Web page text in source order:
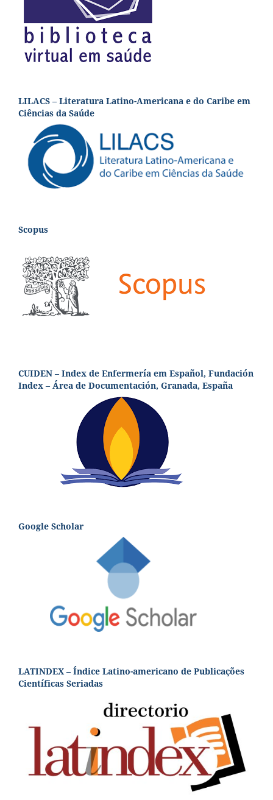
LILACS – Literatura Latino-Americana e do Caribe em
Ciências da Saúde
Scopus
CUIDEN – Index de Enfermería em Español, Fundación
Index – Área de Documentación, Granada, España
Google Scholar
LATINDEX – Índice Latino-americano de Publicações
Científicas Seriadas